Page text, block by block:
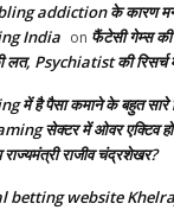
addiction के कारण
India on फैंटेसी गेम्स
लत, Psychiatist की रिसर्च
में है पैसा कमाने के बहुत
सेक्टर में ओवर एक्टिव
राजीव चंद्रशेखर?
betting website